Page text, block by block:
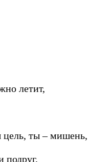
летит,
ты – мишень,
подруг,